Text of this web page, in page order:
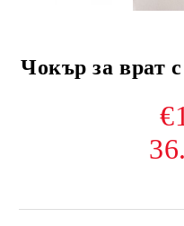
Чокър за врат